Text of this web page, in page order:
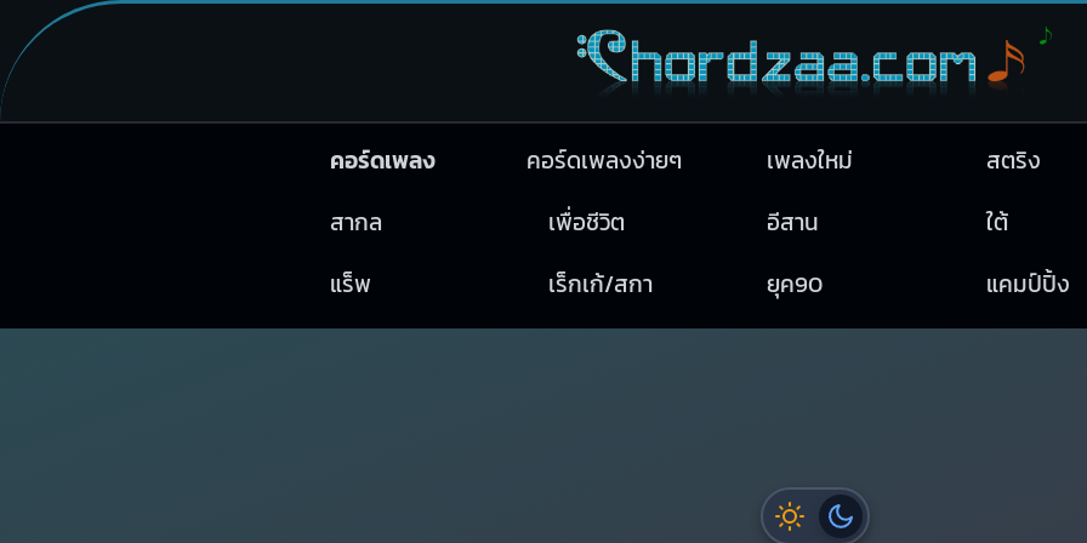
คอร์ดเพลง คอร์ดเพลงง่ายๆ เพลงใหม่
สตริง
สากล
เพื่อชีวิต อีสาน
ใต้
แร็พ
เร็กเก้/สกา ยุค90 แคมป์ปิ้ง